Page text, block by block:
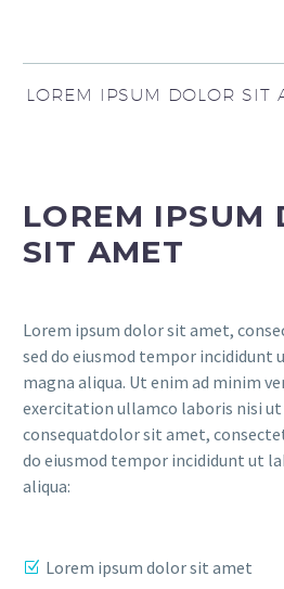
LOREM IPSUM DOLOR SIT
LOREM IPSUM
SIT AMET
Lorem ipsum dolor sit amet,
sed do eiusmod tempor incididunt
magna aliqua. Ut enim ad minim
exercitation ullamco laboris nisi ut
consequatdolor sit amet,
do eiusmod tempor incididunt ut
aliqua:
Lorem ipsum dolor sit amet